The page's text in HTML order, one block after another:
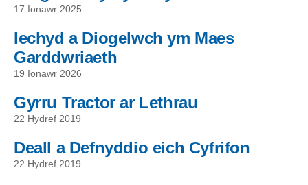
17 Ionawr 2025
Iechyd a Diogelwch ym Maes
Garddwriaeth
19 Ionawr 2026
Gyrru Tractor ar Lethrau
22 Hydref 2019
Deall a Defnyddio eich Cyfrifon
22 Hydref 2019